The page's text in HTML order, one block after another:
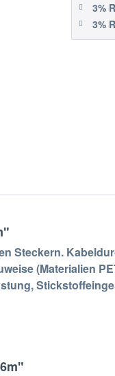
3%
3%
Steckern.
(Materialien